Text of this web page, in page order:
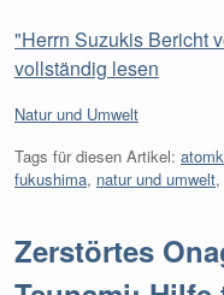
"Herrn Suzukis Bericht
vollständig lesen
Kategorien:
Natur und Umwelt
Tags für diesen Artikel:
fukushima, natur und umwelt,
Zerstörtes